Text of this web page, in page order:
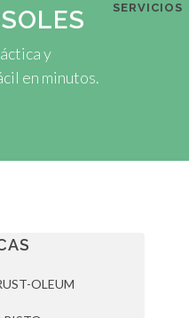
SERVICIOS
y
en minutos.
OLEUM